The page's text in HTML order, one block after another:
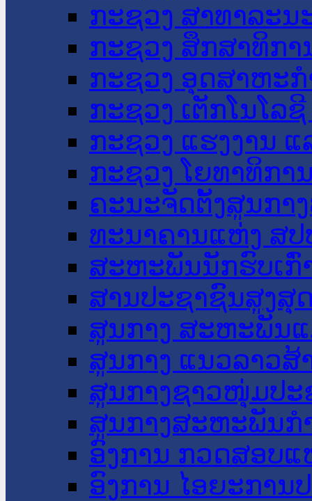
ກະຊວງ ສາທາລະນ
ກະຊວງ ສຶກສາທິກາ
ກະຊວງ ອຸດສາຫະ
ກະຊວງ ເຕັກໂນໂລ
ກະຊວງ ແຮງງານ
ກະຊວງ ໂຍທາທິກາ
ຄະນະຈັດຕັ້ງສູນກາ
ທະນາຄານແຫ່ງ ສປ
ສະຫະພັນນັກຮົບເກົ່
ສານປະຊາຊົນສູງສຸ
ສູນກາງ ສະຫະພັນ
ສູນກາງ ແນວລາວສ້
ສູນກາງຊາວໜຸ່ມປະ
ສູນກາງສະຫະພັນກ
ອົງການ ກວດສອບແ
ອົງການ ໄອຍະການ